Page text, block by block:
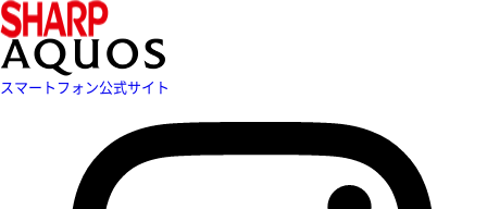
スマートフォン公式サイト